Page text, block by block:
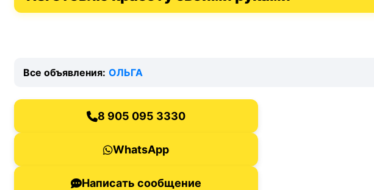
Все объявления: ОЛЬГА
8 905 095 3330
WhatsApp
Написать сообщение